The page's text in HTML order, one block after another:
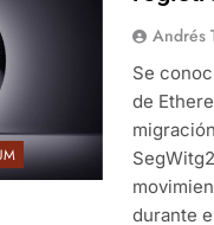
Andrés
Se
de
durante